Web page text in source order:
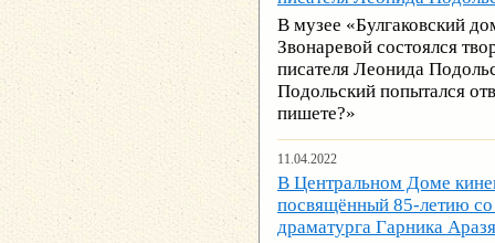
В музее «Булгаковский
Звонаревой состоялся
писателя Леонида
Подольский попытался
пишете?»
11.04.2022
В Центральном Доме
посвящённый 85-летию
драматурга Гарника